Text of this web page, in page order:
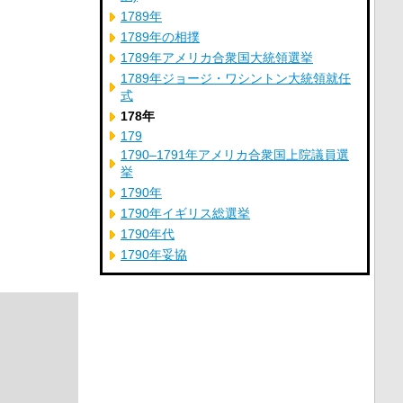
1789年
1789年の相撲
1789年アメリカ合衆国大統領選挙
1789年ジョージ・ワシントン大統領就任
式
178年
179
1790–1791年アメリカ合衆国上院議員選
挙
1790年
1790年イギリス総選挙
1790年代
1790年妥協